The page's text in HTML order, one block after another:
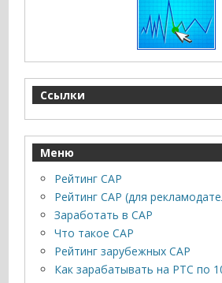
Ссылки
Меню
Рейтинг САР
Рейтинг САР (для
Заработать в САР
Что такое САР
Рейтинг зарубежных САР
Как зарабатывать на PTC по